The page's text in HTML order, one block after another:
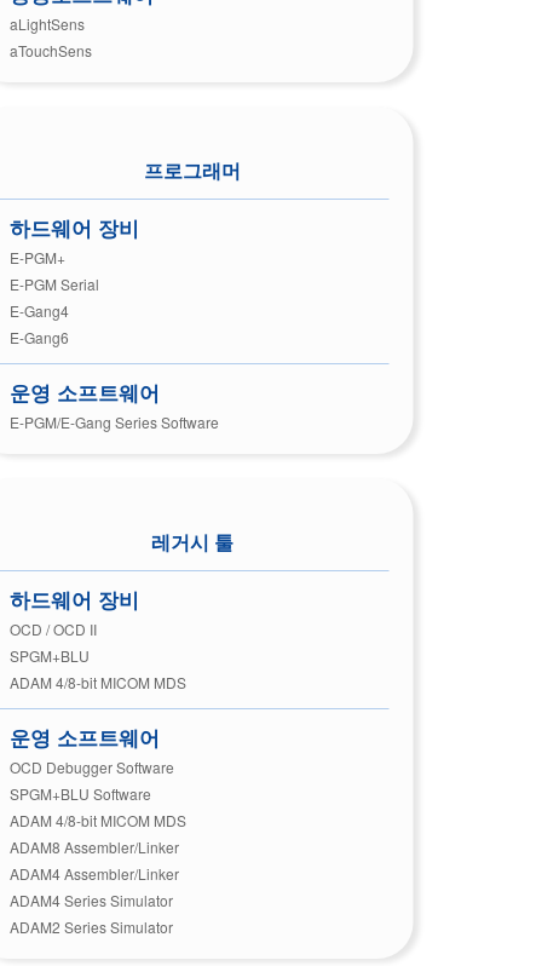
aLightSens
aTouchSens
프로그래머
하드웨어 장비
E-PGM+
E-PGM Serial
E-Gang4
E-Gang6
운영 소프트웨어
E-PGM/E-Gang Series Software
레거시 툴
하드웨어 장비
OCD / OCD II
SPGM+BLU
ADAM 4/8-bit MICOM MDS
운영 소프트웨어
OCD Debugger Software
SPGM+BLU Software
ADAM 4/8-bit MICOM MDS
ADAM8 Assembler/Linker
ADAM4 Assembler/Linker
ADAM4 Series Simulator
ADAM2 Series Simulator